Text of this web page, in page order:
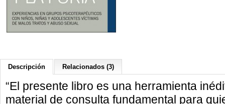
Descripción Relacionados (3)
“El presente libro es una herramienta
material de consulta fundamental para